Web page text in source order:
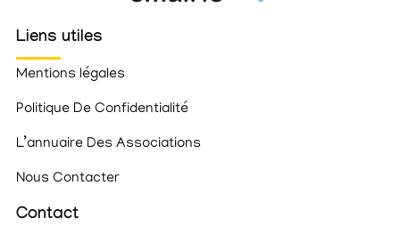
Liens utiles
Mentions légales
Politique De Confidentialité
L’annuaire Des Associations
Nous Contacter
Contact